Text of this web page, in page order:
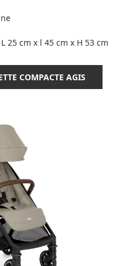
25 cm x l 45 cm x H 53 cm
COMPACTE AGIS